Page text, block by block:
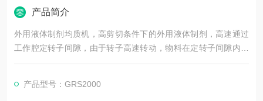
产品简介
外用液体制剂均质机，高剪切条件下的外用液体制剂，高速通过
工作腔定转子间隙，由于转子高速转动，物料在定转子间隙内，
高速撞击、剪切等综合效应，将较大的颗粒粉碎成很小的微粒，
产品型号：GRS2000